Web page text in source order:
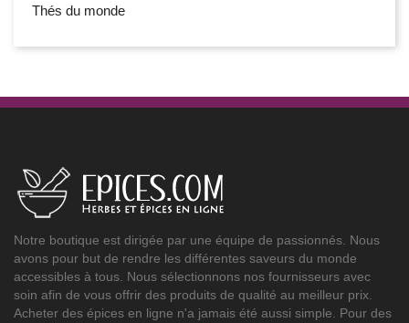
Thés du monde
Notre boutique est dirigée par une équipe de passionnés. Nous
avons pour but de rendre les différentes saveurs du monde
accessibles à tous. Nous sélectionnons nos fournisseurs avec
soin afin de vous offrir des produits de qualité au meilleur prix.
Acheter des épices en ligne n'a jamais été aussi simple. Pour des